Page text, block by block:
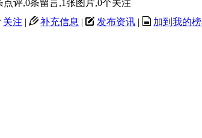
点评,0条留言,1张图片,0个关注
关注 | 补充信息 | 发布资讯 | 加到我的